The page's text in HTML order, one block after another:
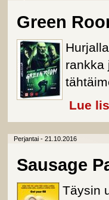
Green
rankka
Lue
Perjantai - 21.10.2016
Sausage
Täysin